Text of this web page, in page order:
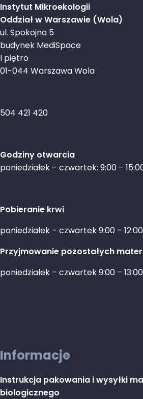
Instytut Mikroekologii
Oddział w Warszawie (Wola)
ul. Spokojna 5
budynek MediSpace
I piętro
01-044 Warszawa Wola
504 421 420
Godziny otwarcia
poniedziałek – czwartek: 9:00 –
Pobieranie krwi
poniedziałek – czwartek 9:00 – 12:00
Przyjmowanie pozostałych
poniedziałek – czwartek 9:00 – 13:00
Informacje
Instrukcja pakowania i wysyłki
biologicznego